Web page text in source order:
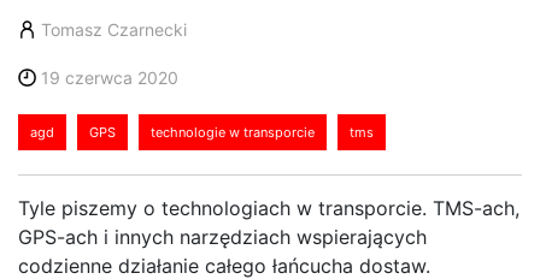
Tomasz Czarnecki
19 czerwca 2020
agd GPS technologie w transporcie tms
Tyle piszemy o technologiach w transporcie. TMS-ach,
GPS-ach i innych narzędziach wspierających
codzienne działanie całego łańcucha dostaw.